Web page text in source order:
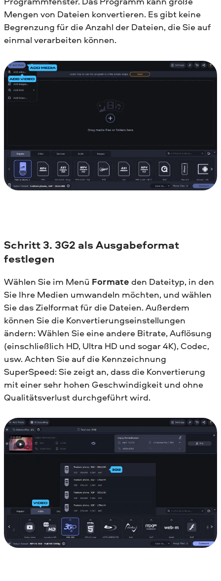
Mengen von Dateien konvertieren. Es gibt keine
Begrenzung für die Anzahl der Dateien, die Sie auf
einmal verarbeiten können.
Schritt 3. 3G2 als Ausgabeformat
festlegen
Wählen Sie im Menü Formate den Dateityp, in den
Sie Ihre Medien umwandeln möchten, und wählen
Sie das Zielformat für die Dateien. Außerdem
können Sie die Konvertierungseinstellungen
ändern: Wählen Sie eine andere Bitrate, Auflösung
(einschließlich HD, Ultra HD und sogar 4K), Codec,
usw. Achten Sie auf die Kennzeichnung
SuperSpeed: Sie zeigt an, dass die Konvertierung
mit einer sehr hohen Geschwindigkeit und ohne
Qualitätsverlust durchgeführt wird.